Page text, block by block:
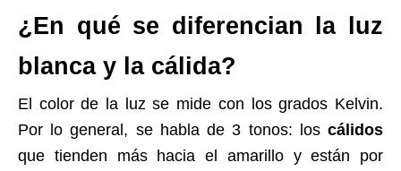
¿En qué se diferencian la luz
blanca y la cálida?
El color de la luz se mide con los grados Kelvin.
Por lo general, se habla de 3 tonos: los cálidos
que tienden más hacia el amarillo y están por